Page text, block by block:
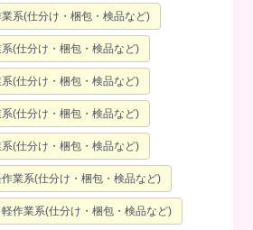
系(仕分け・梱包・検品など)
(仕分け・梱包・検品など)
(仕分け・梱包・検品など)
(仕分け・梱包・検品など)
(仕分け・梱包・検品など)
業系(仕分け・梱包・検品など)
作業系(仕分け・梱包・検品など)